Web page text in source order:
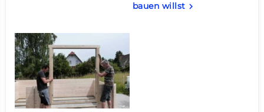
bauen willst keyboard_arrow_right